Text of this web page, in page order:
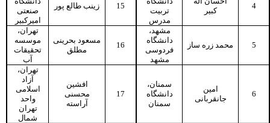
4
کبیر
تربیت
مدرس
15 زینب طالع پور
صنعتی
امیرکبیر
5 محمد زره ساز
مشهد،
دانشگاه
فردوسی
مشهد
16
مسعود بحرینی
مطلق
تهران،
موسسه
تحقیقات
آب
6
امین
جانقربانی
سمنان،
دانشگاه
سمنان
17
افشین
محسنی
آراسته
تهران،
آزاد
اسلامی
واحد
تهران
شمال